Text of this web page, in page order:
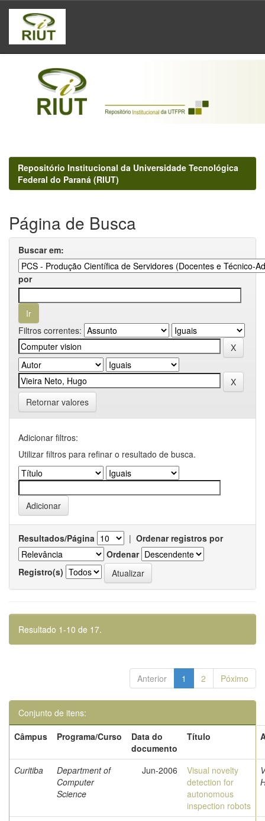
Skip
navigation
Repositório Institucional da Universidade Tecnológica
Federal do Paraná (RIUT)
Página de Busca
Buscar em:
por
Filtros correntes:
Retornar valores
Adicionar filtros:
Utilizar filtros para refinar o resultado de busca.
Resultados/Página | Ordenar registros por
Ordenar
Registro(s)
Resultado 1-10 de 17.
Anterior 1 2 Póximo
Conjunto de itens:
Câmpus
Programa/Curso
Data do
documento
Título
Curitiba
Department of
Computer
Science
Jun-2006
Visual novelty
detection for
autonomous
inspection robots